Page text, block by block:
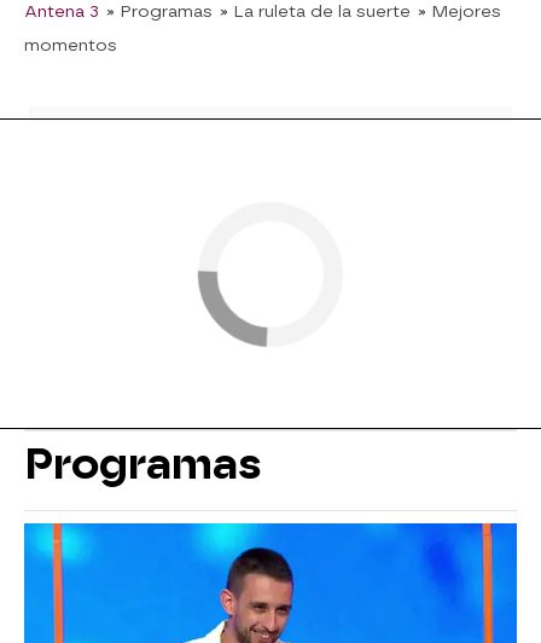
Antena 3 » Programas » La ruleta de la suerte » Mejores
momentos
Programas